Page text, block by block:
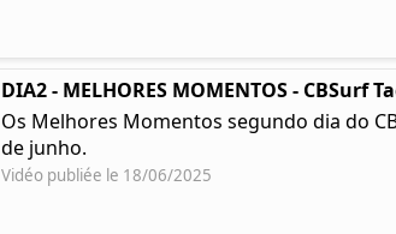
DIA2 - MELHORES MOMENTOS - CBSurf
Os Melhores Momentos segundo dia do
de junho.
Vidéo publiée le 18/06/2025